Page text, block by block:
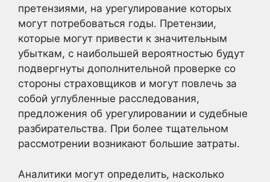
претензиями, на урегулирование которых
могут потребоваться годы. Претензии,
которые могут привести к значительным
убыткам, с наибольшей вероятностью будут
подвергнуты дополнительной проверке со
стороны страховщиков и могут повлечь за
собой углубленные расследования,
предложения об урегулировании и судебные
разбирательства. При более тщательном
рассмотрении возникают большие затраты.
Аналитики могут определить, насколько